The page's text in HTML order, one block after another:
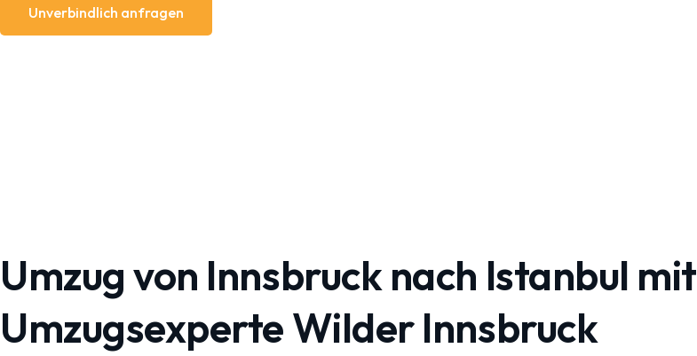
Unverbindlich anfragen
Umzug von Innsbruck nach Istanbul mit
Umzugsexperte Wilder Innsbruck